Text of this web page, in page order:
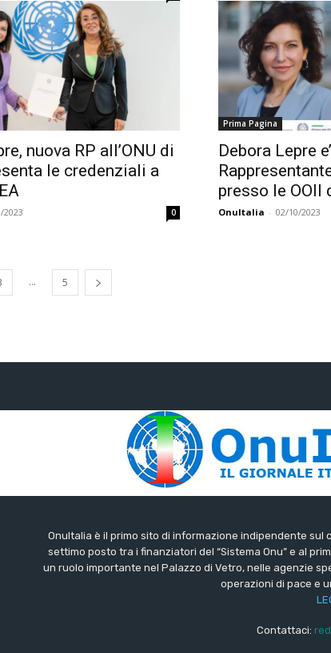
nuova RP all’ONU di
le credenziali a
2023 0
Prima Pagina
Debora Lepre
presso le OOII
OnuItalia - 02/10/2023
... 5
OnuItalia è il primo sito di informazione indipendente
settimo posto tra i finanziatori del “Sistema Onu” e al
un ruolo importante nel Palazzo di Vetro, nelle agenzie
operazioni di pace e
Contattaci: